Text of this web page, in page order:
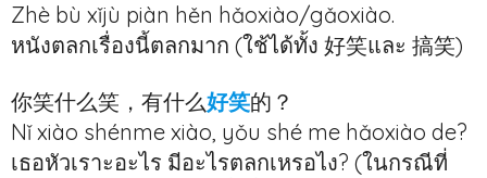
Zhè bù xǐjù piàn hěn hǎoxiào/gǎoxiào.
หนังตลกเรื่องนี้ตลกมาก (ใช้ได้ทั้ง 好笑และ 搞笑)
你笑什么笑，有什么好笑的？
Nǐ xiào shénme xiào, yǒu shé me hǎoxiào de?
เธอหัวเราะอะไร มีอะไรตลกเหรอไง? (ในกรณีที่